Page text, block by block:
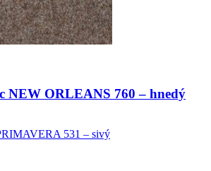
NEW ORLEANS 760 – hnedý